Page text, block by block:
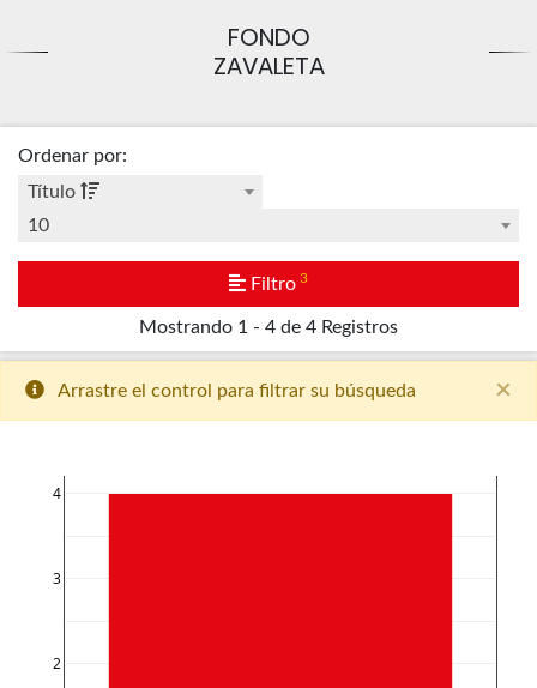
FONDO
ZAVALETA
Mostrando 1 - 4 de 4 Registros
Ordenar por:
Título
10
Filtro 3
×
Arrastre el control para filtrar su búsqueda
2
3
4